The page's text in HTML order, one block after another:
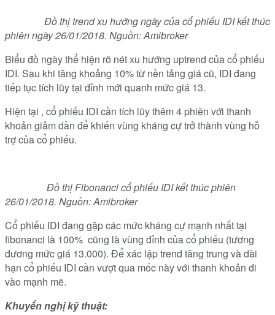
Đồ thị trend xu hướng ngày của cổ phiếu IDI kết thúc
phiên ngày 26/01/2018. Nguồn: Amibroker
Biểu đồ ngày thể hiện rõ nét xu hướng uptrend của cổ phiếu
IDI. Sau khi tăng khoảng 10% từ nền tảng giá cũ, IDI đang
tiếp tục tích lũy tại đỉnh mới quanh mức giá 13.
Hiện tại , cổ phiếu IDI cần tích lũy thêm 4 phiên với thanh
khoản giảm dần để khiến vùng kháng cự trở thành vùng hỗ
trợ của cổ phiếu.
Đồ thị Fibonanci cổ phiếu IDI kết thúc phiên
26/01/2018. Nguồn: Amibroker
Cổ phiếu IDI đang gặp các mức kháng cự mạnh nhất tại
fibonanci là 100% cũng là vùng đỉnh của cổ phiếu (tương
đương mức giá 13.000). Để xác lập trend tăng trung và dài
hạn cổ phiếu IDI cần vượt qua mốc này với thanh khoản đi
vào mạnh mẽ.
Khuyến nghị kỹ thuật: